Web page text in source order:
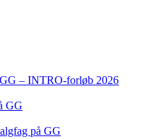
– INTRO-forløb 2026
GG
på GG